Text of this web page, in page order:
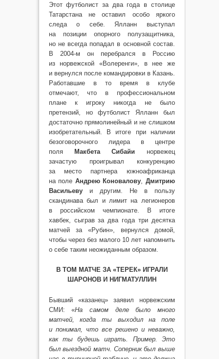
Этот футболист за два года в столице
Татарстана не оставил особо яркого
следа о себе. Ялланн выступал
на позиции опорного полузащитника,
но не всегда попадал в основной состав.
В 2004-м он перебрался в Россию
из норвежской «Волеренги», в нее же
и вернулся после командировки в Казань.
Работавшие в то время в клубе
отмечают, что в профессиональном
плане к игроку никогда не было
претензий, но футболист Ялланн был
достаточно прямолинейный и не слишком
изобретательный. В итоге при наличии
безоговорочного лидера в центре
поля
Макбета Сибайи норвежец
зачастую проигрывал конкуренцию
за место партнера южноафриканца
на поле Андрею Коновалову, Дмитрию
Васильеву и другим. Не в пользу
скандинава был и лимит на легионеров
в российском чемпионате. В итоге
хавбек, сыграв за два года три десятка
матчей за «Рубин», вернулся домой,
чтобы через без малого 10 лет напомнить
о себе таким неожиданным образом.
В ТОМ МАТЧЕ ЗА «ТЕРЕК» ИГРАЛИ
ШАРОНОВ И НИГМАТУЛЛИН
Бывший «казанец» заявил норвежским
СМИ: «На самом деле было много
матчей, когда ты выходил на поле
и понимал, что все решено и неважно,
как ты будешь играть. Пример. Это
был выездной матч. Соперник был выше